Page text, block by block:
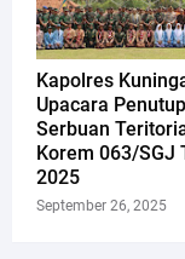
Kapolres
Upacara
Serbuan
Korem 063/SGJ
2025
September 26, 2025